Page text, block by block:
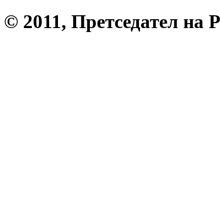
© 2011, Претседател на